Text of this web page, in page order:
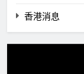
香港消息